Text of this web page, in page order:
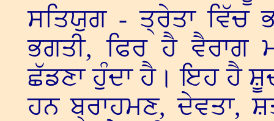
ਸਤਿਯੁਗ - ਤ੍ਰੇਤਾ ਵਿੱਚ
ਭਗਤੀ, ਫਿਰ ਹੈ ਵੈਰਾਗ
ਛੱਡਣਾ ਹੁੰਦਾ ਹੈ। ਇਹ ਹੈ
ਹਨ ਬ੍ਰਾਹਮਣ, ਦੇਵਤਾ,